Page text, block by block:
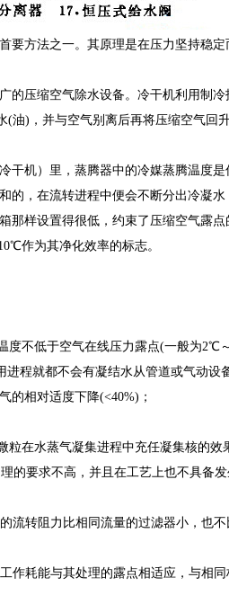
方法之一。其原理是在压力坚持稳定
的压缩空气除水设备。冷干机利用制
油)，并与空气别离后再将压缩空气回
干机）里，蒸腾器中的冷媒蒸腾温度
的，在流转进程中便会不断分出冷凝
那样设置得很低，约束了压缩空气露
作为其净化效率的标志。
不低于空气在线压力露点(一般为2℃
程就都不会有凝结水从管道或气动
的相对适度下降(<40%)；
在水蒸气凝集进程中充任凝集核的效
的要求不高，并且在工艺上也不具备
流转阻力比相同流量的过滤器小，也
作耗能与其处理的露点相适应，与相同